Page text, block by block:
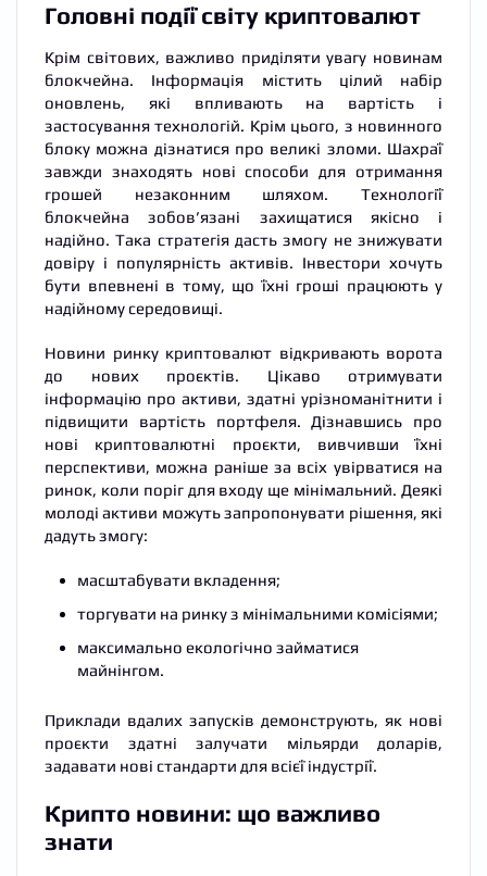
Головні події світу криптовалют
Крім світових, важливо приділяти увагу новинам
блокчейна. Інформація містить цілий набір
оновлень, які впливають на вартість і
застосування технологій. Крім цього, з новинного
блоку можна дізнатися про великі зломи. Шахраї
завжди знаходять нові способи для отримання
грошей незаконним шляхом. Технології
блокчейна зобов’язані захищатися якісно і
надійно. Така стратегія дасть змогу не знижувати
довіру і популярність активів. Інвестори хочуть
бути впевнені в тому, що їхні гроші працюють у
надійному середовищі.
Новини ринку криптовалют відкривають ворота
до нових проєктів. Цікаво отримувати
інформацію про активи, здатні урізноманітнити і
підвищити вартість портфеля. Дізнавшись про
нові криптовалютні проєкти, вивчивши їхні
перспективи, можна раніше за всіх увірватися на
ринок, коли поріг для входу ще мінімальний. Деякі
молоді активи можуть запропонувати рішення, які
дадуть змогу:
масштабувати вкладення;
торгувати на ринку з мінімальними комісіями;
максимально екологічно займатися
майнінгом.
Приклади вдалих запусків демонструють, як нові
проєкти здатні залучати мільярди доларів,
задавати нові стандарти для всієї індустрії.
Крипто новини: що важливо
знати